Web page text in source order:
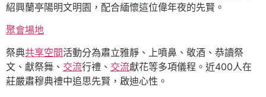
紹興蘭亭陽明文明園，配合緬懷這位偉年夜的先賢。
聚會場地
祭典共享空間活動分為肅立雅靜、上噴鼻、敬酒、恭讀祭
文、獻祭舞、 交流行禮、 交流獻花等多項儀程。近400人在
莊嚴肅穆典禮中追思先賢，啟迪心性。